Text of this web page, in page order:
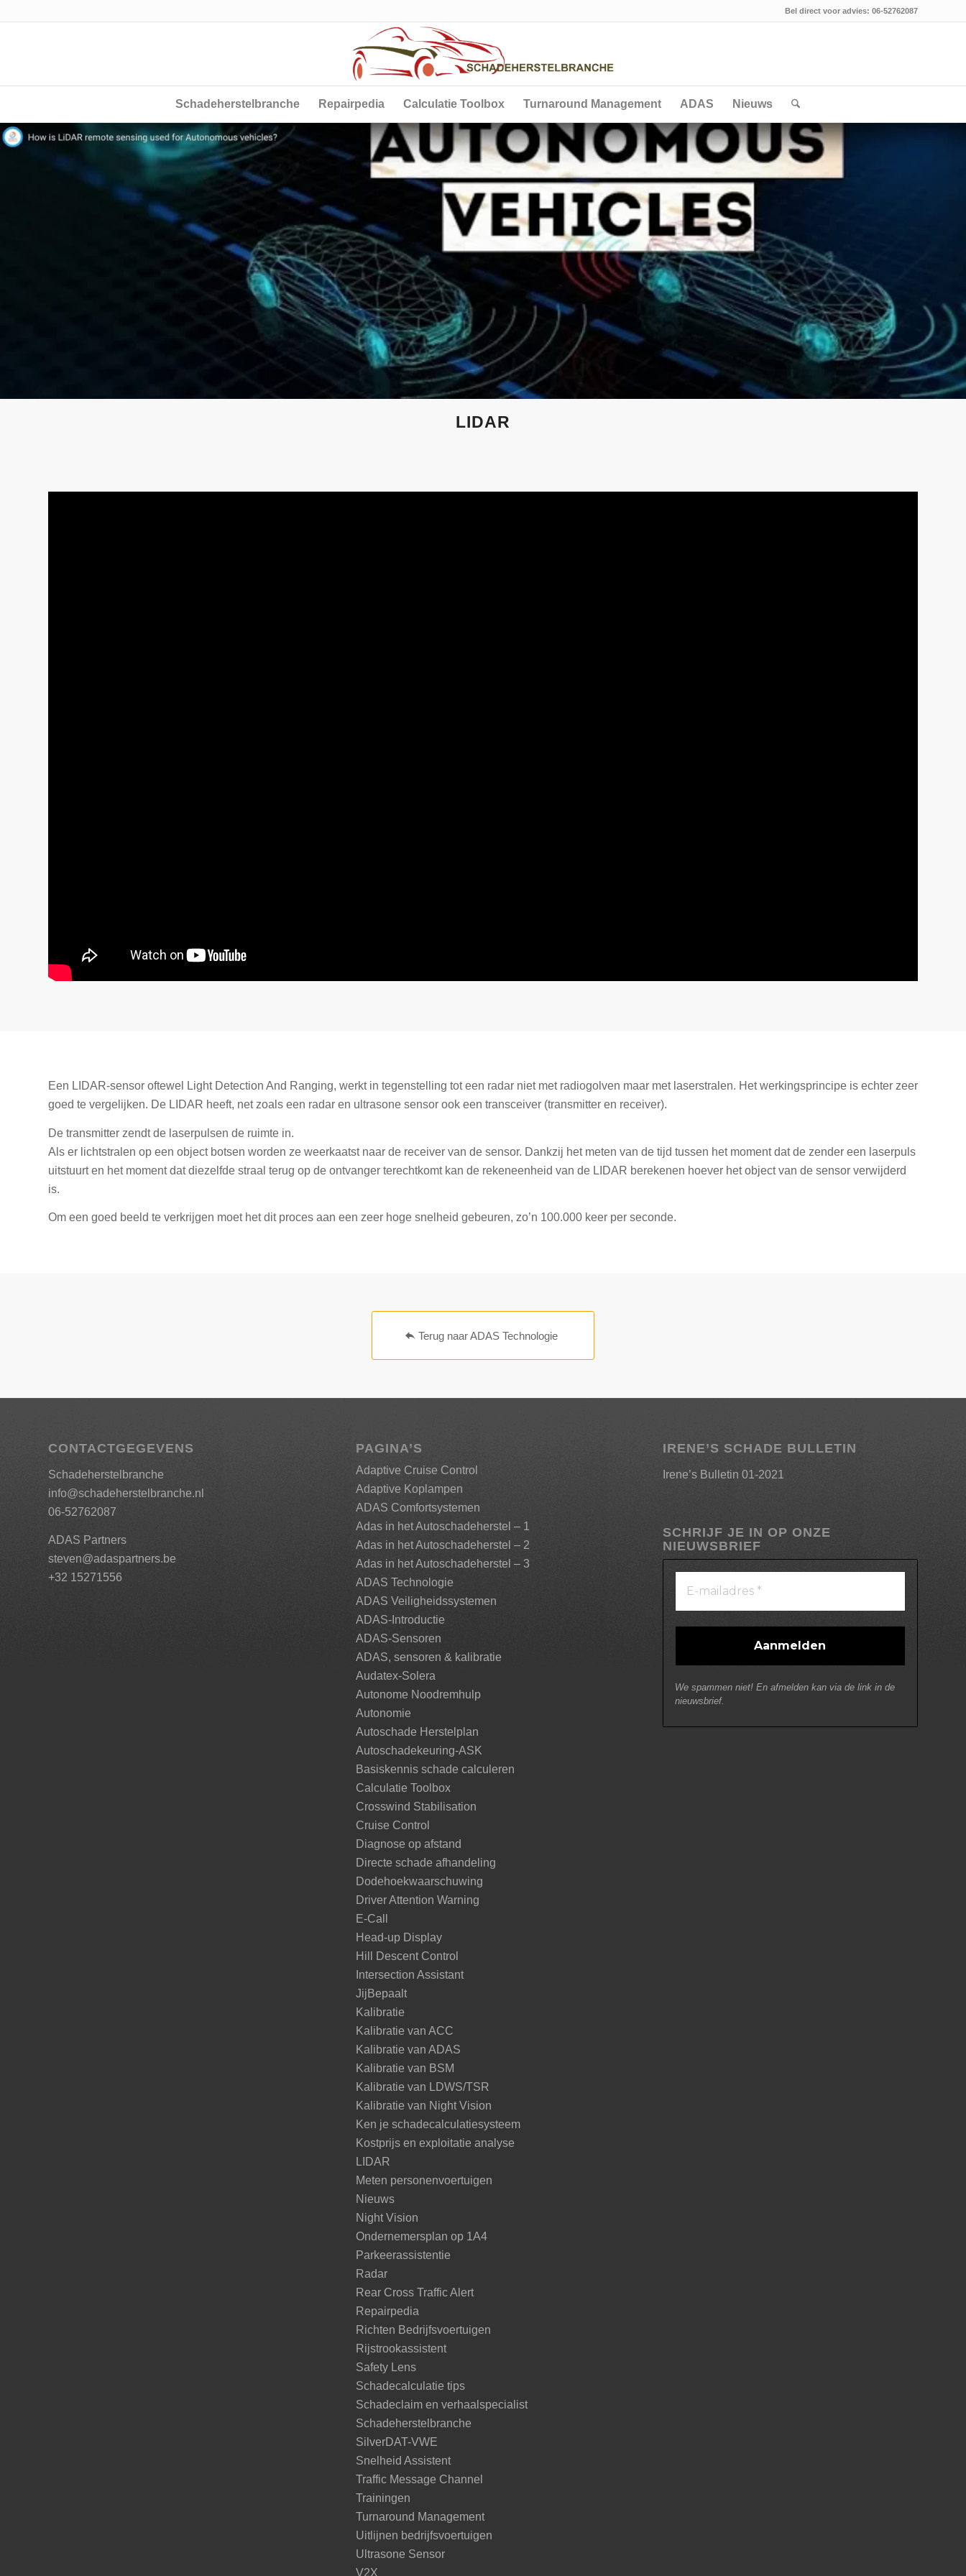
Bel direct voor advies: 06-52762087
Schadeherstelbranche Repairpedia Calculatie Toolbox Turnaround Management ADAS Nieuws
LIDAR
Een LIDAR-sensor oftewel Light Detection And Ranging, werkt in tegenstelling tot een radar niet met radiogolven maar met laserstralen. Het werkingsprincipe is echter zeer
goed te vergelijken. De LIDAR heeft, net zoals een radar en ultrasone sensor ook een transceiver (transmitter en receiver).
De transmitter zendt de laserpulsen de ruimte in.
Als er lichtstralen op een object botsen worden ze weerkaatst naar de receiver van de sensor. Dankzij het meten van de tijd tussen het moment dat de zender een laserpuls
uitstuurt en het moment dat diezelfde straal terug op de ontvanger terechtkomt kan de rekeneenheid van de LIDAR berekenen hoever het object van de sensor verwijderd
is.
Om een goed beeld te verkrijgen moet het dit proces aan een zeer hoge snelheid gebeuren, zo’n 100.000 keer per seconde.
Terug naar ADAS Technologie
CONTACTGEGEVENS
Schadeherstelbranche
info@schadeherstelbranche.nl
06-52762087
ADAS Partners
steven@adaspartners.be
+32 15271556
PAGINA’S
Adaptive Cruise Control
Adaptive Koplampen
ADAS Comfortsystemen
Adas in het Autoschadeherstel – 1
Adas in het Autoschadeherstel – 2
Adas in het Autoschadeherstel – 3
ADAS Technologie
ADAS Veiligheidssystemen
ADAS-Introductie
ADAS-Sensoren
ADAS, sensoren & kalibratie
Audatex-Solera
Autonome Noodremhulp
Autonomie
Autoschade Herstelplan
Autoschadekeuring-ASK
Basiskennis schade calculeren
Calculatie Toolbox
Crosswind Stabilisation
Cruise Control
Diagnose op afstand
Directe schade afhandeling
Dodehoekwaarschuwing
Driver Attention Warning
E-Call
Head-up Display
Hill Descent Control
Intersection Assistant
JijBepaalt
Kalibratie
Kalibratie van ACC
Kalibratie van ADAS
Kalibratie van BSM
Kalibratie van LDWS/TSR
Kalibratie van Night Vision
Ken je schadecalculatiesysteem
Kostprijs en exploitatie analyse
LIDAR
Meten personenvoertuigen
Nieuws
Night Vision
Ondernemersplan op 1A4
Parkeerassistentie
Radar
Rear Cross Traffic Alert
Repairpedia
Richten Bedrijfsvoertuigen
Rijstrookassistent
Safety Lens
Schadecalculatie tips
Schadeclaim en verhaalspecialist
Schadeherstelbranche
SilverDAT-VWE
Snelheid Assistent
Traffic Message Channel
Trainingen
Turnaround Management
Uitlijnen bedrijfsvoertuigen
Ultrasone Sensor
V2X
IRENE’S SCHADE BULLETIN
Irene’s Bulletin 01-2021
SCHRIJF JE IN OP ONZE
NIEUWSBRIEF
We spammen niet! En afmelden kan via de link in de
nieuwsbrief.